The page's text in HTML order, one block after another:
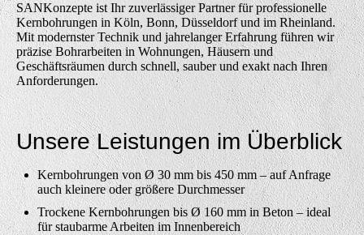
SANKonzepte ist Ihr zuverlässiger Partner für professionelle
Kernbohrungen in Köln, Bonn, Düsseldorf und im Rheinland.
Mit modernster Technik und jahrelanger Erfahrung führen wir
präzise Bohrarbeiten in Wohnungen, Häusern und
Geschäftsräumen durch schnell, sauber und exakt nach Ihren
Anforderungen.
Unsere Leistungen im Überblick
Kernbohrungen von Ø 30 mm bis 450 mm – auf Anfrage
auch kleinere oder größere Durchmesser
Trockene Kernbohrungen bis Ø 160 mm in Beton – ideal
für staubarme Arbeiten im Innenbereich